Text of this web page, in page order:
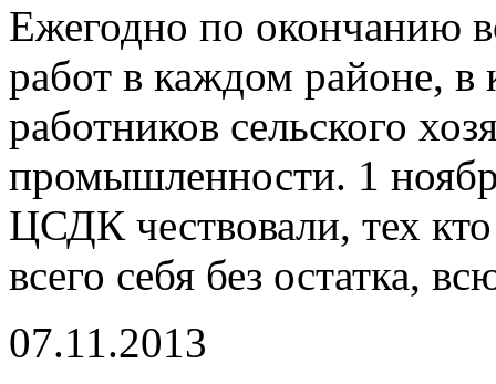
Ежегодно по окончанию
работ в каждом районе,
работников сельского
промышленности. 1
ЦСДК чествовали, тех кто
всего себя без остатка,
07.11.2013